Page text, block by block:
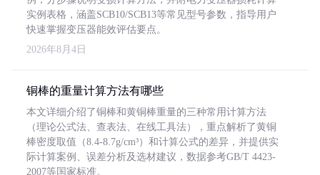
实例表格，涵盖SCB10/SCB13等常见型号参数，指导用户
快速掌握变压器能效评估要点。
2026年8月4日
铜棒的重量计算方法有哪些
本文详细介绍了铜棒和黄铜棒重量的三种常用计算方法
（理论公式法、查表法、在线工具法），重点解析了黄铜
棒密度取值（8.4-8.7g/cm³）和计算公式的差异，并提供实
际计算案例、误差分析及选材建议，数据参考GB/T 4423-
2007等国家标准。